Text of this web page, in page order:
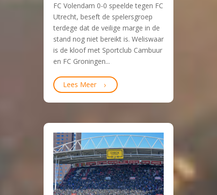
FC Volendam 0-0 speelde tegen FC
Utrecht, beseft de spelersgroep
terdege dat de veilige marge in de
stand nog niet bereikt is. Weliswaar
is de kloof met Sportclub Cambuur
en FC Groningen...
Lees Meer